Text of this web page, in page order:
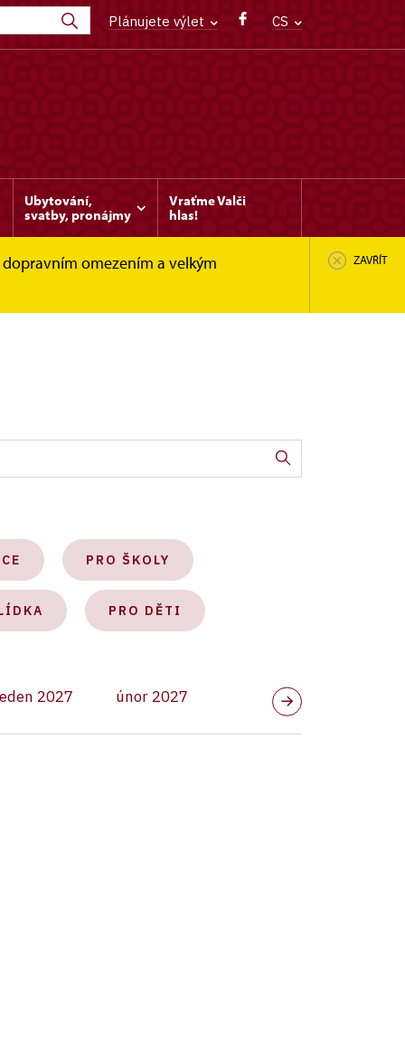
Plánujete výlet CS
Ubytování,
svatby, pronájmy
Vraťme Valči
hlas!
omezením a velkým ZAVŘÍT
PRO ŠKOLY
PRO DĚTI
2027 únor 2027